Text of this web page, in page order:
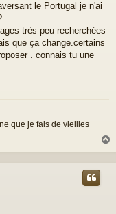
le Portugal je n'ai
très peu recherchées
que ça change.certains
. connais tu une
que je fais de vieilles
a